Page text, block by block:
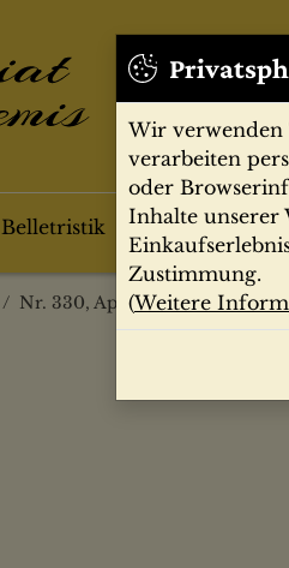
Wir verwenden
verarbeiten
oder
Inhalte unserer
Zustimmung.
(Weitere
Belletristik
Nr. 330, April 1984, Die